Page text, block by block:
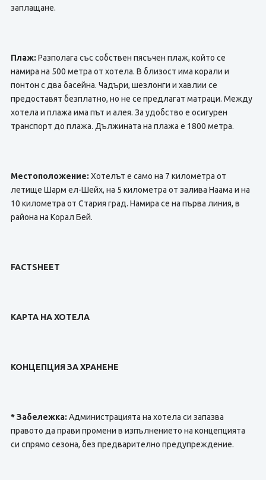
заплащане.
Плаж: Разполага със собствен пясъчен плаж, който се
намира на 500 метра от хотела. В близост има корали и
понтон с два басейна. Чадъри, шезлонги и хавлии се
предоставят безплатно, но не се предлагат матраци. Между
хотела и плажа има път и алея. За удобство е осигурен
транспорт до плажа. Дължината на плажа е 1800 метра.
Местоположение: Хотелът е само на 7 километра от
летище Шарм ел-Шейх, на 5 километра от залива Наама и на
10 километра от Стария град. Намира се на първа линия, в
района на Корал Бей.
FACTSHEET
КАРТА НА ХОТЕЛА
КОНЦЕПЦИЯ ЗА ХРАНЕНЕ
* Забележка: Администрацията на хотела си запазва
правото да прави промени в изпълнението на концепцията
си спрямо сезона, без предварително предупреждение.